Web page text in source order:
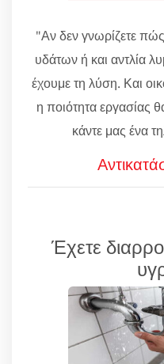
"Αν δεν γνωρίζετε
υδάτων ή και αντλία
έχουμε τη λύση. Και
η ποιότητα εργασίας
κάντε μας ένα
Έχετε